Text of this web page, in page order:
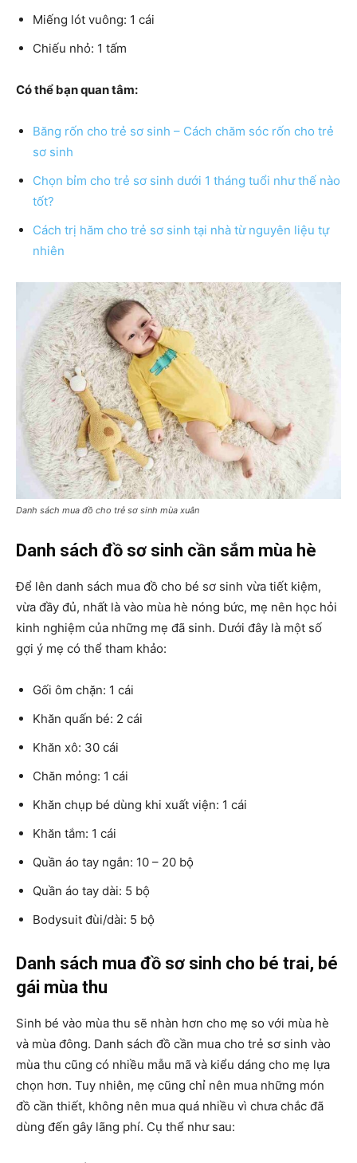
Miếng lót vuông: 1 cái
Chiếu nhỏ: 1 tấm
Có thể bạn quan tâm:
Băng rốn cho trẻ sơ sinh – Cách chăm sóc rốn cho trẻ
sơ sinh
Chọn bỉm cho trẻ sơ sinh dưới 1 tháng tuổi như thế nào
tốt?
Cách trị hăm cho trẻ sơ sinh tại nhà từ nguyên liệu tự
nhiên
Danh sách mua đồ cho trẻ sơ sinh mùa xuân
Danh sách đồ sơ sinh cần sắm mùa hè
Để lên danh sách mua đồ cho bé sơ sinh vừa tiết kiệm,
vừa đầy đủ, nhất là vào mùa hè nóng bức, mẹ nên học hỏi
kinh nghiệm của những mẹ đã sinh. Dưới đây là một số
gợi ý mẹ có thể tham khảo:
Gối ôm chặn: 1 cái
Khăn quấn bé: 2 cái
Khăn xô: 30 cái
Chăn mỏng: 1 cái
Khăn chụp bé dùng khi xuất viện: 1 cái
Khăn tắm: 1 cái
Quần áo tay ngắn: 10 – 20 bộ
Quần áo tay dài: 5 bộ
Bodysuit đùi/dài: 5 bộ
Danh sách mua đồ sơ sinh cho bé trai, bé
gái mùa thu
Sinh bé vào mùa thu sẽ nhàn hơn cho mẹ so với mùa hè
và mùa đông. Danh sách đồ cần mua cho trẻ sơ sinh vào
mùa thu cũng có nhiều mẫu mã và kiểu dáng cho mẹ lựa
chọn hơn. Tuy nhiên, mẹ cũng chỉ nên mua những món
đồ cần thiết, không nên mua quá nhiều vì chưa chắc đã
dùng đến gây lãng phí. Cụ thể như sau: